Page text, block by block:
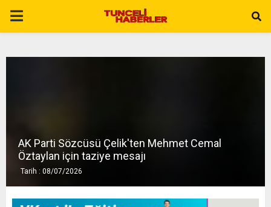
P
AAK Parti Sözcüsü Çelik'ten Mehmet Cemal
Öztaylan için taziye mesajı
Tarih : 08/07/2026